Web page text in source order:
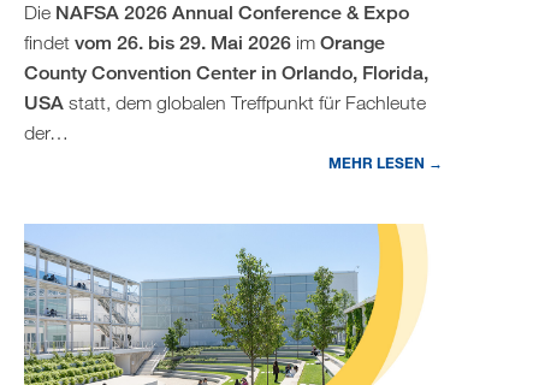
Die NAFSA 2026 Annual Conference & Expo
findet vom 26. bis 29. Mai 2026 im Orange
County Convention Center in Orlando, Florida,
USA statt, dem globalen Treffpunkt für Fachleute
der…
MEHR LESEN →